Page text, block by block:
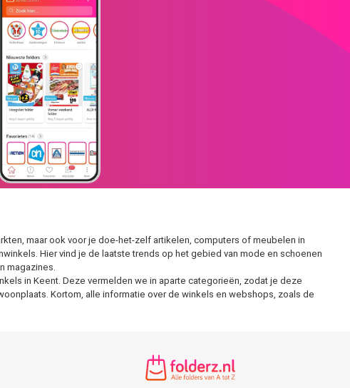
maar ook voor je doe-het-zelf artikelen, computers of meubelen in
Hier vind je de laatste trends op het gebied van mode en schoenen
magazines.
in Keent. Deze vermelden we in aparte categorieën, zodat je deze
Kortom, alle informatie over de winkels en webshops, zoals de